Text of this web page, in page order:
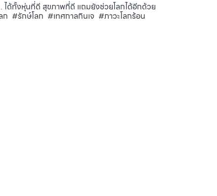
ได้ทั้งหุ่นที่ดี สุขภาพที่ดี แถมยังช่วยโลกได้อีกด้วย
รักษ์โลก #เทศกาลกินเจ #ภาวะโลกร้อน